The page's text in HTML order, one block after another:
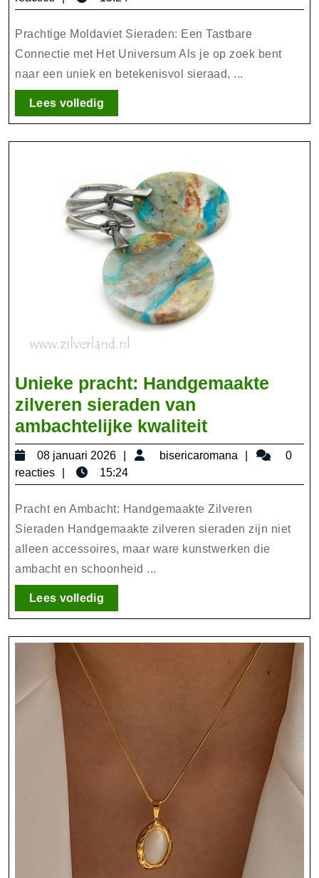
Een
Tastbare
Connectie
met
Universum
2026
Prachtige Moldaviet Sieraden: Een Tastbare
Connectie met Het Universum Als je op zoek bent
naar een uniek en betekenisvol sieraad, ...
Lees volledigLees
volledig
Unieke pracht: Handgemaakte
zilveren sieraden van
ambachtelijke kwaliteitUnieke
pracht:
zilveren
sieraden
van
08 januari 2026
08
2026
bisericaromana
0
reacties
15:24
Pracht en Ambacht: Handgemaakte Zilveren
Sieraden Handgemaakte zilveren sieraden zijn niet
alleen accessoires, maar ware kunstwerken die
ambacht en schoonheid ...
Lees volledigLees
volledig